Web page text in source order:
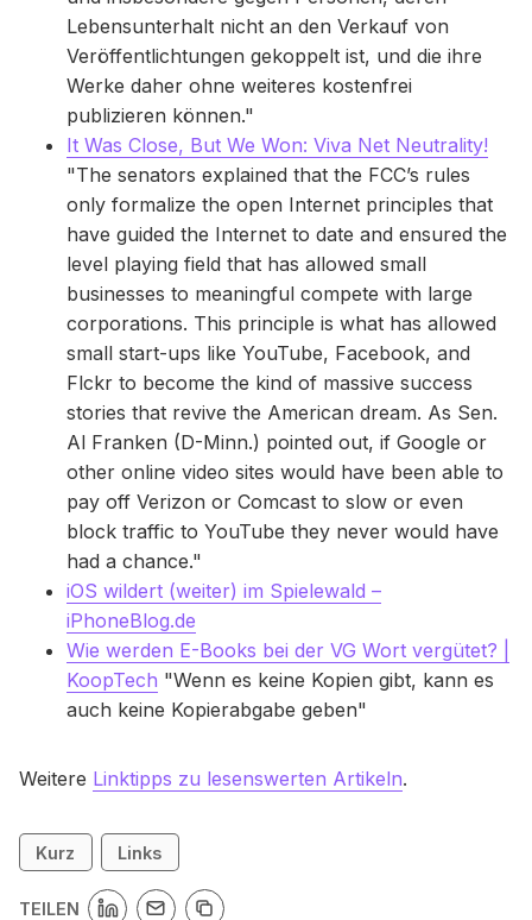
Lebensunterhalt nicht an den Verkauf von
Veröffentlichtungen gekoppelt ist, und die ihre
Werke daher ohne weiteres kostenfrei
publizieren können."
It Was Close, But We Won: Viva Net Neutrality!
"The senators explained that the FCC’s rules
only formalize the open Internet principles that
have guided the Internet to date and ensured the
level playing field that has allowed small
businesses to meaningful compete with large
corporations. This principle is what has allowed
small start-ups like YouTube, Facebook, and
Flckr to become the kind of massive success
stories that revive the American dream. As Sen.
Al Franken (D-Minn.) pointed out, if Google or
other online video sites would have been able to
pay off Verizon or Comcast to slow or even
block traffic to YouTube they never would have
had a chance."
iOS wildert (weiter) im Spielewald –
iPhoneBlog.de
Wie werden E-Books bei der VG Wort vergütet? |
KoopTech "Wenn es keine Kopien gibt, kann es
auch keine Kopierabgabe geben"
Weitere Linktipps zu lesenswerten Artikeln.
Kurz Links
TEILEN